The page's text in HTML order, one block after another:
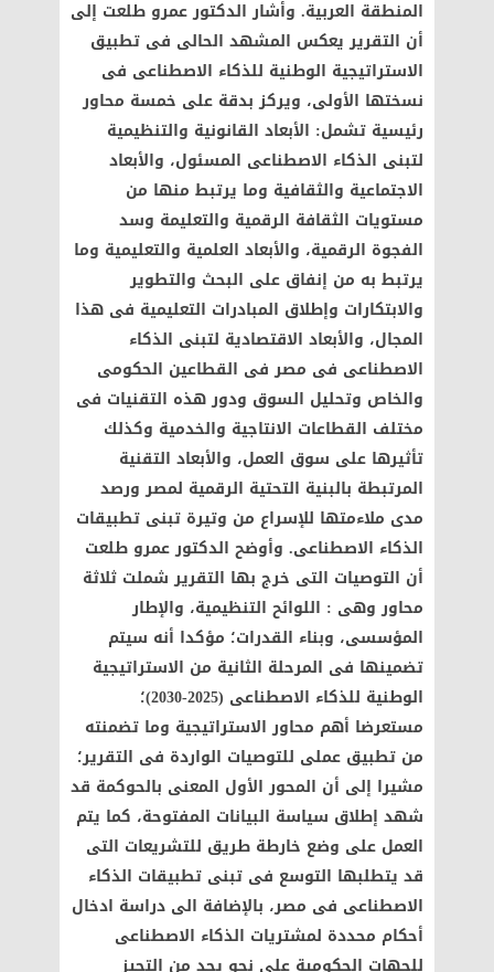
المنطقة العربية. وأشار الدكتور عمرو طلعت إلى
أن التقرير يعكس المشهد الحالى فى تطبيق
الاستراتيجية الوطنية للذكاء الاصطناعى فى
نسختها الأولى، ويركز بدقة على خمسة محاور
رئيسية تشمل: الأبعاد القانونية والتنظيمية
لتبنى الذكاء الاصطناعى المسئول، والأبعاد
الاجتماعية والثقافية وما يرتبط منها من
مستويات الثقافة الرقمية والتعليمة وسد
الفجوة الرقمية، والأبعاد العلمية والتعليمية وما
يرتبط به من إنفاق على البحث والتطوير
والابتكارات وإطلاق المبادرات التعليمية فى هذا
المجال، والأبعاد الاقتصادية لتبنى الذكاء
الاصطناعى فى مصر فى القطاعين الحكومى
والخاص وتحليل السوق ودور هذه التقنيات فى
مختلف القطاعات الانتاجية والخدمية وكذلك
تأثيرها على سوق العمل، والأبعاد التقنية
المرتبطة بالبنية التحتية الرقمية لمصر ورصد
مدى ملاءمتها للإسراع من وتيرة تبنى تطبيقات
الذكاء الاصطناعى. وأوضح الدكتور عمرو طلعت
أن التوصيات التى خرج بها التقرير شملت ثلاثة
محاور وهى : اللوائح التنظيمية، والإطار
المؤسسى، وبناء القدرات؛ مؤكدا أنه سيتم
تضمينها فى المرحلة الثانية من الاستراتيجية
الوطنية للذكاء الاصطناعى (2025-2030)؛
مستعرضا أهم محاور الاستراتيجية وما تضمنته
من تطبيق عملى للتوصيات الواردة فى التقرير؛
مشيرا إلى أن المحور الأول المعنى بالحوكمة قد
شهد إطلاق سياسة البيانات المفتوحة، كما يتم
العمل على وضع خارطة طريق للتشريعات التى
قد يتطلبها التوسع فى تبنى تطبيقات الذكاء
الاصطناعى فى مصر، بالإضافة الى دراسة ادخال
أحكام محددة لمشتريات الذكاء الاصطناعى
للجهات الحكومية على نحو يحد من التحيز